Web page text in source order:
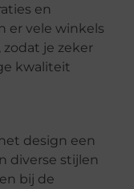
en
er vele winkels
je zeker
kwaliteit
design een
diverse stijlen
bij de